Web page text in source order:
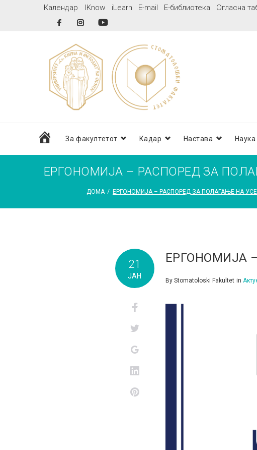
Календар IKnow iLearn E-mail Е-библиотека Огласна
FacebookInstagram
домаЗа факултетот Кадар Настава Наука
ЕРГОНОМИЈА – РАСПОРЕД ЗА
ДОМА / ЕРГОНОМИЈА – РАСПОРЕД ЗА ПОЛАГАЊЕ НА
21
ЈАН
Facebook
Twitter
Google+
Pinterest
ЕРГОНОМИЈА –
By Stomatoloski Fakultet in